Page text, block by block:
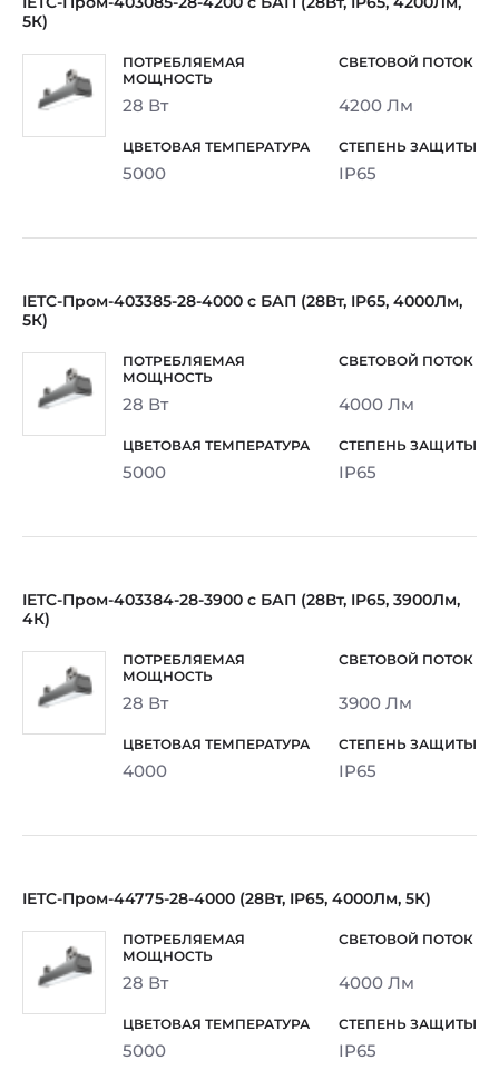
5К)
28 Вт 4200 Лм
5000 IP65
IETC-Пром-403385-28-4000 с БАП (28Вт, IP65, 4000Лм,
5К)
28 Вт 4000 Лм
5000 IP65
IETC-Пром-403384-28-3900 с БАП (28Вт, IP65, 3900Лм,
4К)
28 Вт 3900 Лм
4000 IP65
IETC-Пром-44775-28-4000 (28Вт, IP65, 4000Лм, 5К)
28 Вт 4000 Лм
5000 IP65